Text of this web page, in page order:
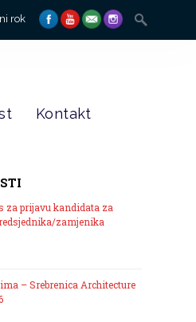
rok
Search
for:
Kontakt
za prijavu kandidata za
zamjenika
– Srebrenica Architecture